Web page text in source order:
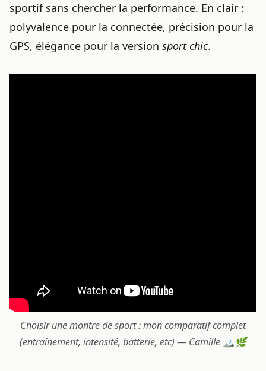
sportif sans chercher la performance. En clair :
polyvalence pour la connectée, précision pour la
GPS, élégance pour la version sport chic.
Choisir une montre de sport : mon comparatif complet
(entraînement, intensité, batterie, etc) — Camille 🏔️🌿